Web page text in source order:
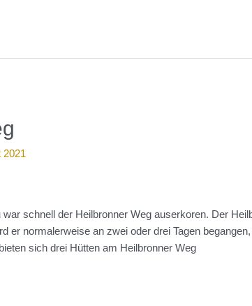
2021
schnell der Heilbronner Weg auserkoren. Der
er normalerweise an zwei oder drei Tagen
sich drei Hütten am Heilbronner Weg